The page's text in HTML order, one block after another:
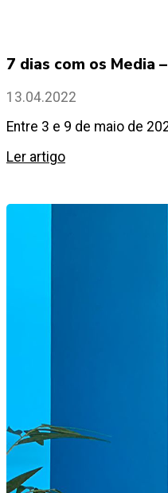
7 dias com os Media
13.04.2022
Entre 3 e 9 de maio de
Ler artigo